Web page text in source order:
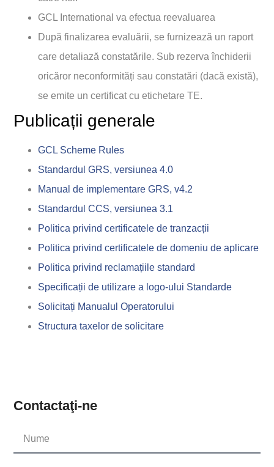
GCL International va efectua reevaluarea
După finalizarea evaluării, se furnizează un raport
care detaliază constatările. Sub rezerva închiderii
oricăror neconformități sau constatări (dacă există),
se emite un certificat cu etichetare TE.
Publicații generale
GCL Scheme Rules
Standardul GRS, versiunea 4.0
Manual de implementare GRS, v4.2
Standardul CCS, versiunea 3.1
Politica privind certificatele de tranzacții
Politica privind certificatele de domeniu de aplicare
Politica privind reclamațiile standard
Specificații de utilizare a logo-ului Standarde
Solicitați Manualul Operatorului
Structura taxelor de solicitare
Contactaţi-ne